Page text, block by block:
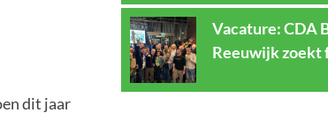
dit jaar
Vacature: CDA
Reeuwijk